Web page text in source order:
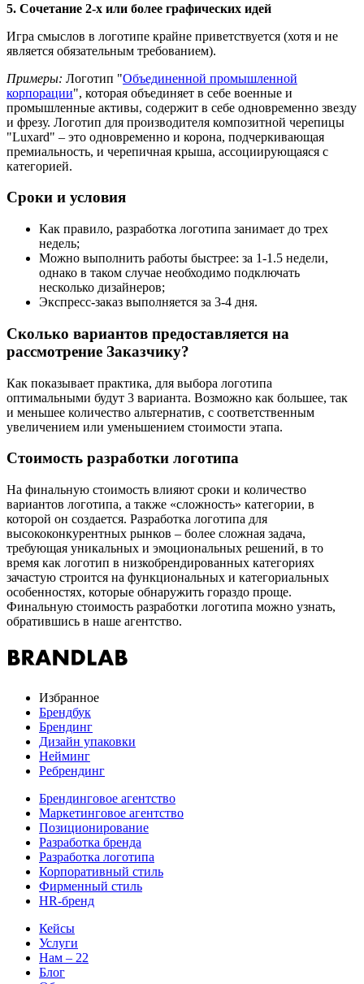
5. Сочетание 2-х или более графических идей
Игра смыслов в логотипе крайне приветствуется (хотя и не
является обязательным требованием).
Примеры: Логотип "Объединенной промышленной
корпорации", которая объединяет в себе военные и
промышленные активы, содержит в себе одновременно звезду
и фрезу. Логотип для производителя композитной черепицы
"Luxard" – это одновременно и корона, подчеркивающая
премиальность, и черепичная крыша, ассоциирующаяся с
категорией.
Сроки и условия
Как правило, разработка логотипа занимает до трех
недель;
Можно выполнить работы быстрее: за 1-1.5 недели,
однако в таком случае необходимо подключать
несколько дизайнеров;
Экспресс-заказ выполняется за 3-4 дня.
Сколько вариантов предоставляется на
рассмотрение Заказчику?
Как показывает практика, для выбора логотипа
оптимальными будут 3 варианта. Возможно как большее, так
и меньшее количество альтернатив, с соответственным
увеличением или уменьшением стоимости этапа.
Стоимость разработки логотипа
На финальную стоимость влияют сроки и количество
вариантов логотипа, а также «сложность» категории, в
которой он создается. Разработка логотипа для
высококонкурентных рынков – более сложная задача,
требующая уникальных и эмоциональных решений, в то
время как логотип в низкобрендированных категориях
зачастую строится на функциональных и категориальных
особенностях, которые обнаружить гораздо проще.
Финальную стоимость разработки логотипа можно узнать,
обратившись в наше агентство.
Избранное
Брендбук
Брендинг
Дизайн упаковки
Нейминг
Ребрендинг
Брендинговое агентство
Маркетинговое агентство
Позиционирование
Разработка бренда
Разработка логотипа
Корпоративный стиль
Фирменный стиль
HR-бренд
Кейсы
Услуги
Нам – 22
Блог